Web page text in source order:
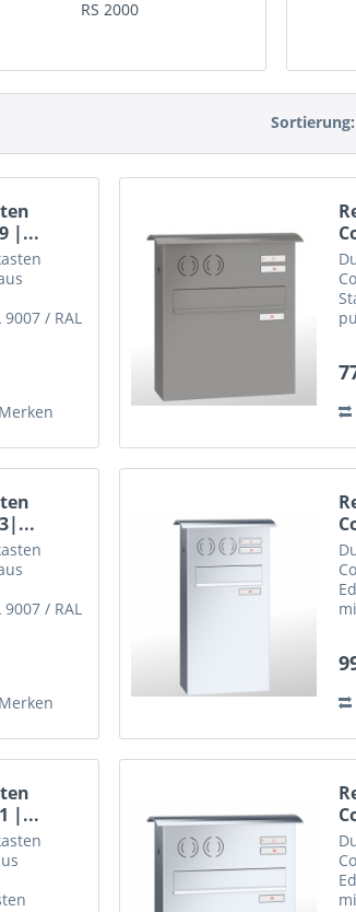
RS 2000
Sortierung:
|...
/ RAL
vorgerichtet für handels
Merken
/ RAL
vorgerichtet für handels
Merken
|...